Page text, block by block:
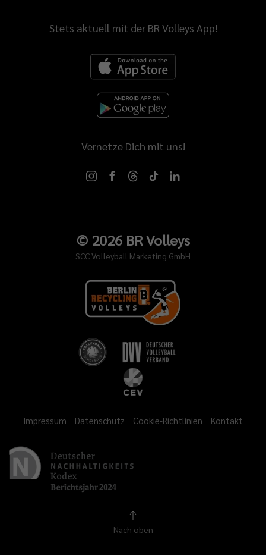
Stets aktuell mit der BR Volleys App!
Vernetze Dich mit uns!
© 2026BR Volleys
SCC Volleyball Marketing GmbH
Impressum Datenschutz Cookie-Richtlinien Kontakt
Nach oben